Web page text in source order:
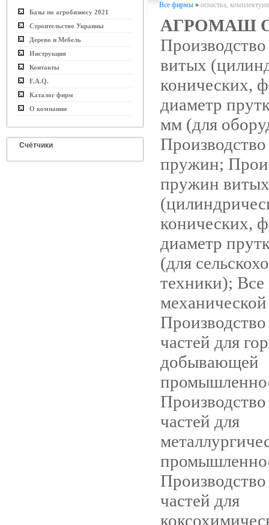
Базы по агробизнесу 2021
Строительство Украины
Дерево и Мебель
Инструкция
Контакты
F.A.Q.
Каталог фирм
О компании
Счётчики
Все фирмы » оснастка,
АГРОМАШ
витых
конических,
диаметр
мм (для
пружин;
пружин витых
конических,
диаметр
(для
техники);
частей для
добывающей
частей для
частей для